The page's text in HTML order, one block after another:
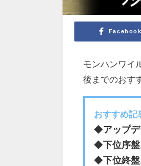
Facebook
モンハンワイ
後までのおす
おすすめ記
◆アップ
◆下位序
◆下位終